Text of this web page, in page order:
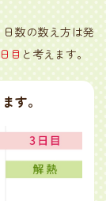
数の数え方は発
目と考えます。
す。